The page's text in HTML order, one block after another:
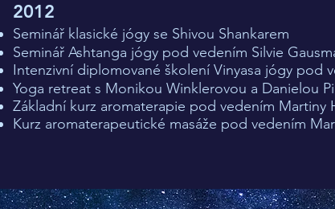
2012
Seminář klasické jógy se Shivou Shankarem
Seminář Ashtanga jógy pod vedením Silvie
Intenzivní diplomované školení Vinyasa jógy pod
Yoga retreat s Monikou Winklerovou a Danielou
Základní kurz aromaterapie pod vedením Martiny
Kurz aromaterapeutické masáže pod vedením